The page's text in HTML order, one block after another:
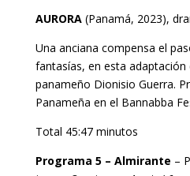
AURORA(Panamá, 2023),
Una anciana compensa el
fantasías, en esta
panameño Dionisio Guerra.
Panameña en el Bannabba
Total 45:47 minutos
Programa 5 – Almirante –